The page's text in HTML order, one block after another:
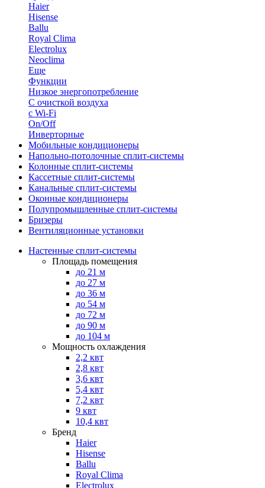
Haier
Hisense
Ballu
Royal Clima
Electrolux
Neoclima
Еще
Функции
Низкое энергопотребление
С очисткой воздуха
с Wi-Fi
On/Off
Инверторные
Мобильные кондиционеры
Напольно-потолоч​ные ​сплит-системы
Колонные ​​сплит-системы
Кассетные сплит-системы
Канальные сплит-системы
Оконные кондиционеры
Полупромышленные сплит-системы
Бризеры
Вентиляционные установки
Настенные сплит-системы
Площадь помещения
до 21 м
до 27 м
до 36 м
до 54 м
до 72 м
до 90 м
до 104 м
Мощность охлаждения
2,2 квт
2,8 квт
3,6 квт
5,4 квт
7,2 квт
9 квт
10,4 квт
Бренд
Haier
Hisense
Ballu
Royal Clima
Electrolux